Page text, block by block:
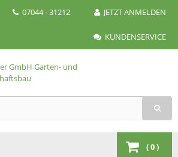
JETZT ANMELDEN
07044 - 31212
KUNDENSERVICE
(0)